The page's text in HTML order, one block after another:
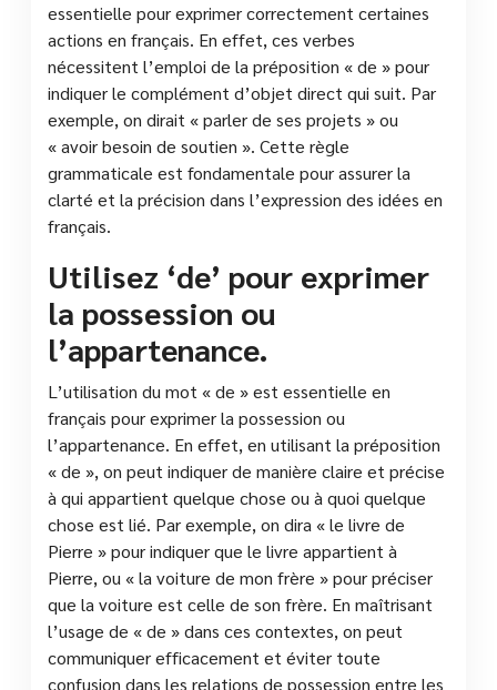
essentielle pour exprimer correctement certaines
actions en français. En effet, ces verbes
nécessitent l’emploi de la préposition « de » pour
indiquer le complément d’objet direct qui suit. Par
exemple, on dirait « parler de ses projets » ou
« avoir besoin de soutien ». Cette règle
grammaticale est fondamentale pour assurer la
clarté et la précision dans l’expression des idées en
français.
Utilisez ‘de’ pour exprimer
la possession ou
l’appartenance.
L’utilisation du mot « de » est essentielle en
français pour exprimer la possession ou
l’appartenance. En effet, en utilisant la préposition
« de », on peut indiquer de manière claire et précise
à qui appartient quelque chose ou à quoi quelque
chose est lié. Par exemple, on dira « le livre de
Pierre » pour indiquer que le livre appartient à
Pierre, ou « la voiture de mon frère » pour préciser
que la voiture est celle de son frère. En maîtrisant
l’usage de « de » dans ces contextes, on peut
communiquer efficacement et éviter toute
confusion dans les relations de possession entre les